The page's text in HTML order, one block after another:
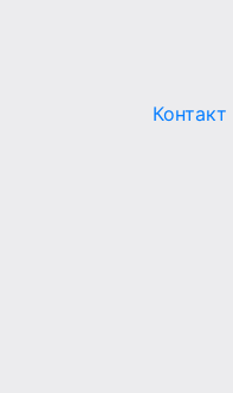
Контакт